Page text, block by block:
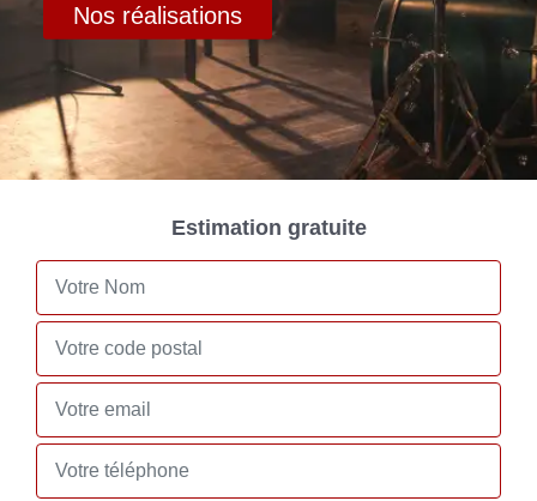
Nos réalisations
Estimation gratuite